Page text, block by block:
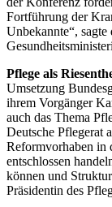
Fortführung der
Unbekannte“,
Pflege als
Umsetzung
ihrem Vorgänger
auch das Thema
Deutsche Pflegerat
Reformvorhaben in
entschlossen
können und
Präsidentin des